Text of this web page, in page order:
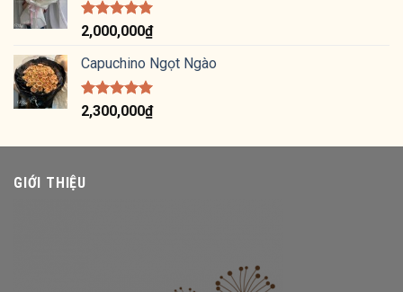
Được xếp
hạng 5.00
5 sao
2,000,000₫
Capuchino Ngọt Ngào
Được xếp
hạng 5.00
2,300,000₫
GIỚI THIỆU